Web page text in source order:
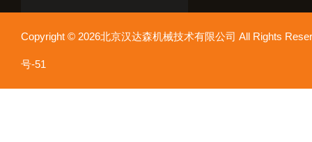
Copyright © 2026北京汉达森机械技术有限公司 All Rights
号-51